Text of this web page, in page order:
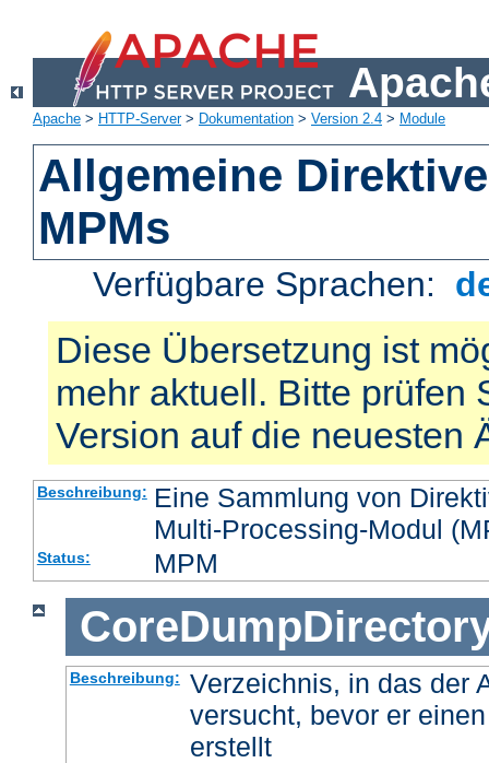
Apache > HTTP-Server> Dokumentation > Version 2.4 > Module
Allgemeine
MPMs
Verfügbare Sprachen:
Diese Übersetzung ist
mehr aktuell. Bitte prüfen
Version auf die neuesten
Beschreibung: Eine Sammlung von
Multi-Processing-Modul
Status: MPM
Beschreibung:
Verzeichnis, in das der
versucht, bevor er
erstellt